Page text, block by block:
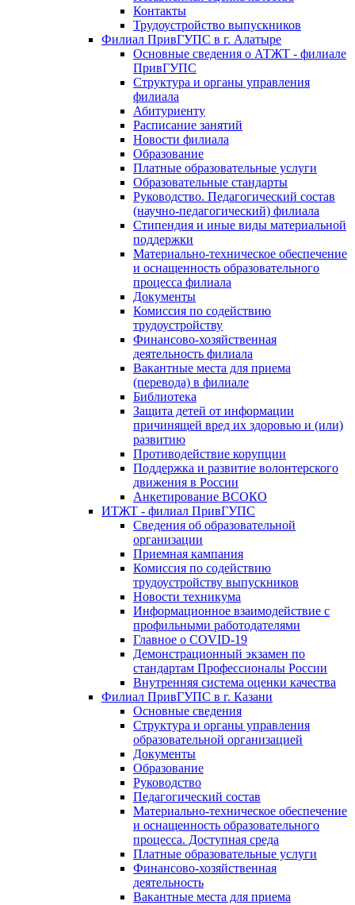
Контакты
Трудоустройство выпускников
Филиал ПривГУПС в г. Алатыре
Основные сведения о АТЖТ - филиале
ПривГУПС
Структура и органы управления
филиала
Абитуриенту
Расписание занятий
Новости филиала
Образование
Платные образовательные услуги
Образовательные стандарты
Руководство. Педагогический состав
(научно-педагогический) филиала
Стипендия и иные виды материальной
поддержки
Материально-техническое обеспечение
и оснащенность образовательного
процесса филиала
Документы
Комиссия по содействию
трудоустройству
Финансово-хозяйственная
деятельность филиала
Вакантные места для приема
(перевода) в филиале
Библиотека
Защита детей от информации
причинящей вред их здоровью и (или)
развитию
Противодействие корупции
Поддержка и развитие волонтерского
движения в России
Анкетирование ВСОКО
ИТЖТ - филиал ПривГУПС
Сведения об образовательной
организации
Приемная кампания
Комиссия по содействию
трудоустройству выпускников
Новости техникума
Информационное взаимодействие с
профильными работодателями
Главное о COVID-19
Демонстрационный экзамен по
стандартам Профессионалы России
Внутренняя система оценки качества
Филиал ПривГУПС в г. Казани
Основные сведения
Структура и органы управления
образовательной организацией
Документы
Образование
Руководство
Педагогический состав
Материально-техническое обеспечение
и оснащенность образовательного
процесса. Доступная среда
Платные образовательные услуги
Финансово-хозяйственная
деятельность
Вакантные места для приема